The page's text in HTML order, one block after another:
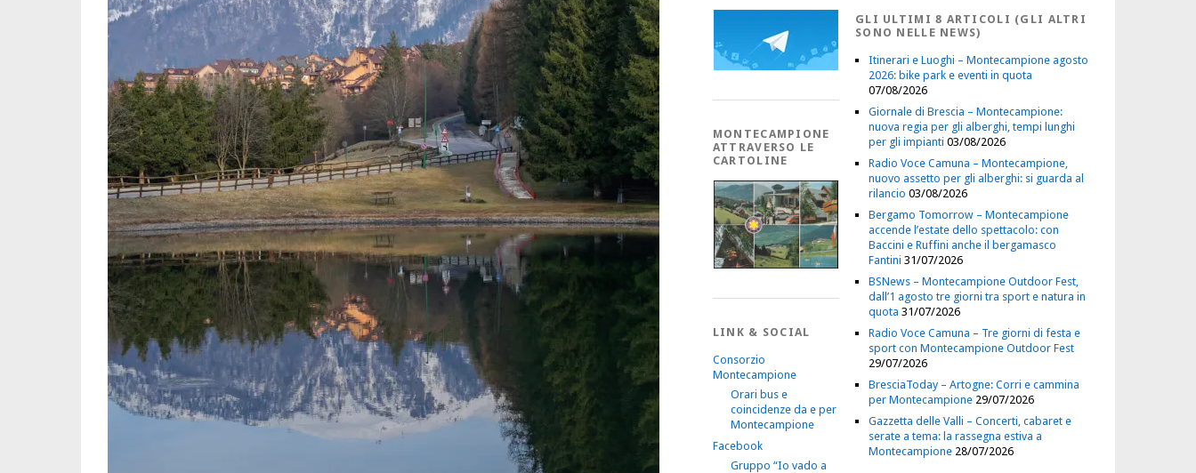
MONTECAMPIONE
ATTRAVERSO LE
CARTOLINE
LINK & SOCIAL
Consorzio
Montecampione
Orari bus e
coincidenze da e per
Montecampione
Facebook
Gruppo “Io vado a
GLI ULTIMI 8 ARTICOLI (GLI ALTRI
SONO NELLE NEWS)
Itinerari e Luoghi – Montecampione agosto
2026: bike park e eventi in quota
07/08/2026
Giornale di Brescia – Montecampione:
nuova regia per gli alberghi, tempi lunghi
per gli impianti 03/08/2026
Radio Voce Camuna – Montecampione,
nuovo assetto per gli alberghi: si guarda al
rilancio 03/08/2026
Bergamo Tomorrow – Montecampione
accende l’estate dello spettacolo: con
Baccini e Ruffini anche il bergamasco
Fantini 31/07/2026
BSNews – Montecampione Outdoor Fest,
dall’1 agosto tre giorni tra sport e natura in
quota 31/07/2026
Radio Voce Camuna – Tre giorni di festa e
sport con Montecampione Outdoor Fest
29/07/2026
BresciaToday – Artogne: Corri e cammina
per Montecampione 29/07/2026
Gazzetta delle Valli – Concerti, cabaret e
serate a tema: la rassegna estiva a
Montecampione 28/07/2026